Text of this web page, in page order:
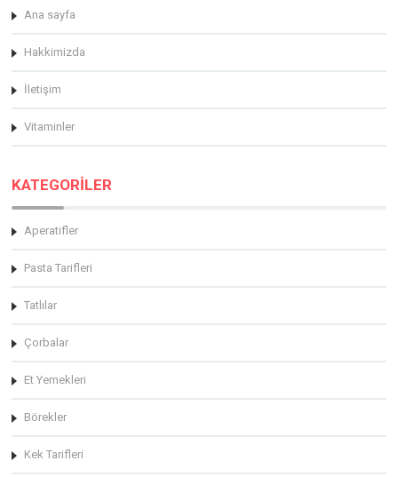
Ana sayfa
Hakkimizda
İletişim
Vitaminler
KATEGORİLER
Aperatifler
Pasta Tarifleri
Tatlılar
Çorbalar
Et Yemekleri
Börekler
Kek Tarifleri